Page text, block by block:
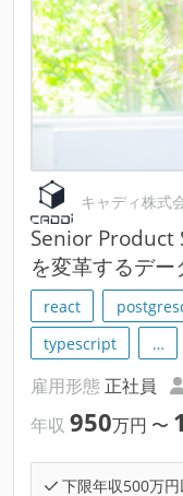
キャディ株式
Senior Product
を変革するデ
react
typescript
…
雇用形態 正社員
年収 950万円 〜
下限年収500万円